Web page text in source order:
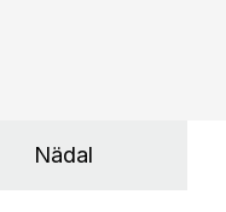
Nädal